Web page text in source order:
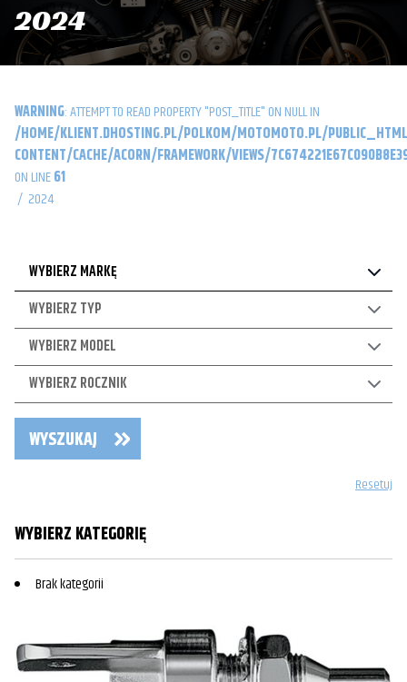
2024
WARNING : ATTEMPT TO READ PROPERTY "POST_TITLE" ON NULL IN
/HOME/KLIENT.DHOSTING.PL/POLKOM/MOTOMOTO.PL/
CONTENT/CACHE/ACORN/FRAMEWORK/VIEWS/
ON LINE61
/ 2024
WYBIERZ MARKĘ
WYBIERZ TYP
WYBIERZ MODEL
WYBIERZ ROCZNIK
WYSZUKAJ
Resetuj
WYBIERZ KATEGORIĘ
Brak kategorii